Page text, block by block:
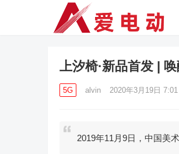
上汐椅·新品首发 |
5G alvin 2020年3月19日 7:01
2019年11月9日，中国美